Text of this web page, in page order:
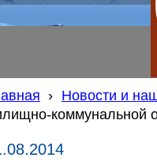
› Новости и
коммунальной